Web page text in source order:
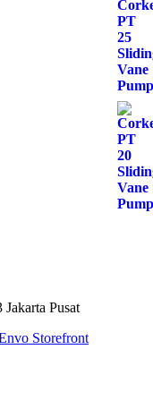
Pusat
Storefront